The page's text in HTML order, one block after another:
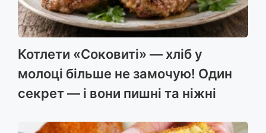
Котлети «Соковиті» — хліб у
молоці більше не замочую! Один
секрет — і вони пишні та ніжні